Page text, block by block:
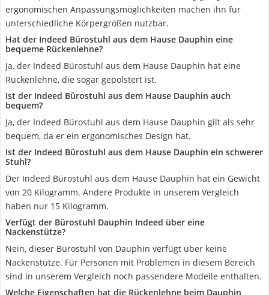
ergonomischen Anpassungsmöglichkeiten machen ihn für
unterschiedliche Körpergrößen nutzbar.
Hat der Indeed Bürostuhl aus dem Hause Dauphin eine
bequeme Rückenlehne?
Ja, der Indeed Bürostuhl aus dem Hause Dauphin hat eine
Rückenlehne, die sogar gepolstert ist.
Ist der Indeed Bürostuhl aus dem Hause Dauphin auch
bequem?
Ja, der Indeed Bürostuhl aus dem Hause Dauphin gilt als sehr
bequem, da er ein ergonomisches Design hat.
Ist der Indeed Bürostuhl aus dem Hause Dauphin ein schwerer
Stuhl?
Der Indeed Bürostuhl aus dem Hause Dauphin hat ein Gewicht
von 20 Kilogramm. Andere Produkte in unserem Vergleich
haben nur 15 Kilogramm.
Verfügt der Bürostuhl Dauphin Indeed über eine
Nackenstütze?
Nein, dieser Bürostuhl von Dauphin verfügt über keine
Nackenstütze. Für Personen mit Problemen in diesem Bereich
sind in unserem Vergleich noch passendere Modelle enthalten.
Welche Eigenschaften hat die Rückenlehne beim Dauphin